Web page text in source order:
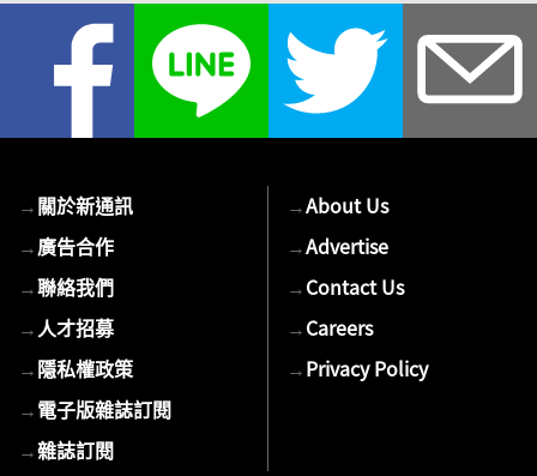
→關於新通訊
→廣告合作
→聯絡我們
→人才招募
→隱私權政策
→電子版雜誌訂閱
→雜誌訂閱
→About Us
→Advertise
→Contact Us
→Careers
→Privacy Policy